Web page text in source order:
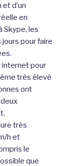
d’un
en
Skype, les
pour faire
internet pour
très élevé
ont
très
h et
le
que